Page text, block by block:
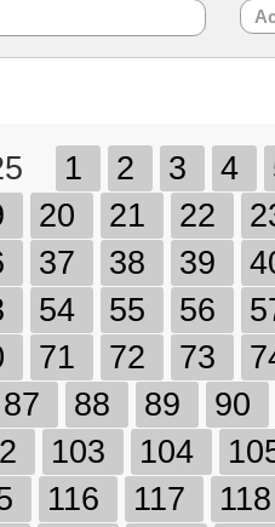
1 2 3 4
20 21 22
37 38 39
54 55 56
71 72 73
87 88 89
90
103 104
116 117